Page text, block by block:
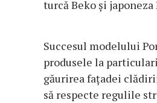
turcă Beko şi
Succesul modelului
produsele la
găurirea faţadei
să respecte regulile